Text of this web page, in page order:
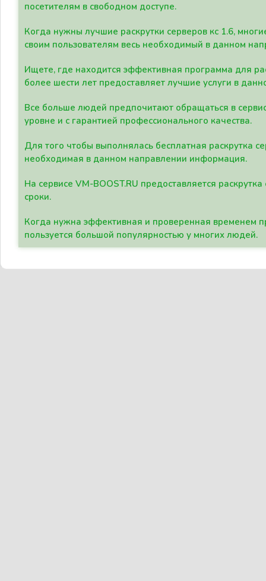
посетителям в свободном доступе.
Когда нужны лучшие раскрутки серверов кс 1.6,
своим пользователям весь необходимый в данном
Ищете, где находится эффективная программа для
более шести лет предоставляет лучшие услуги в
Все больше людей предпочитают обращаться в
уровне и с гарантией профессионального качества.
Для того чтобы выполнялась бесплатная раскрутка
необходимая в данном направлении информация.
На сервисе VM-BOOST.RU предоставляется
сроки.
Когда нужна эффективная и проверенная временем
пользуется большой популярностью у многих людей.